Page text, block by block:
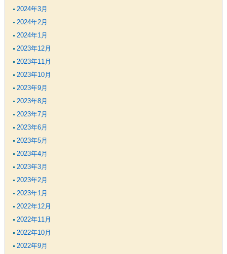
2024年3月
2024年2月
2024年1月
2023年12月
2023年11月
2023年10月
2023年9月
2023年8月
2023年7月
2023年6月
2023年5月
2023年4月
2023年3月
2023年2月
2023年1月
2022年12月
2022年11月
2022年10月
2022年9月